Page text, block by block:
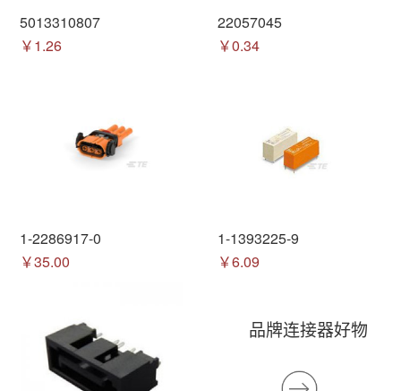
5013310807
￥1.26
22057045
￥0.34
1-2286917-0
￥35.00
1-1393225-9
￥6.09
品牌连接器好物